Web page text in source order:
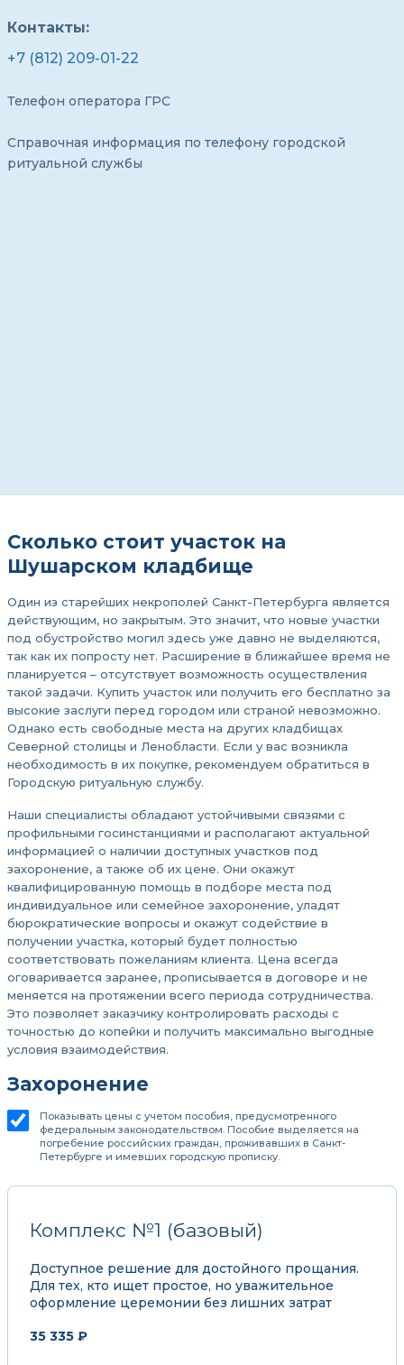
Контакты:
+7 (812) 209-01-22
Телефон оператора ГРС
Справочная информация по телефону городской
ритуальной службы
Сколько стоит участок на
Шушарском кладбище
Один из старейших некрополей Санкт-Петербурга является
действующим, но закрытым. Это значит, что новые участки
под обустройство могил здесь уже давно не выделяются,
так как их попросту нет. Расширение в ближайшее время не
планируется – отсутствует возможность осуществления
такой задачи. Купить участок или получить его бесплатно за
высокие заслуги перед городом или страной невозможно.
Однако есть свободные места на других кладбищах
Северной столицы и Ленобласти. Если у вас возникла
необходимость в их покупке, рекомендуем обратиться в
Городскую ритуальную службу.
Наши специалисты обладают устойчивыми связями с
профильными госинстанциями и располагают актуальной
информацией о наличии доступных участков под
захоронение, а также об их цене. Они окажут
квалифицированную помощь в подборе места под
индивидуальное или семейное захоронение, уладят
бюрократические вопросы и окажут содействие в
получении участка, который будет полностью
соответствовать пожеланиям клиента. Цена всегда
оговаривается заранее, прописывается в договоре и не
меняется на протяжении всего периода сотрудничества.
Это позволяет заказчику контролировать расходы с
точностью до копейки и получить максимально выгодные
условия взаимодействия.
Захоронение
Показывать цены с учетом пособия, предусмотренного
федеральным законодательством. Пособие выделяется на
погребение российских граждан, проживавших в Санкт-
Петербурге и имевших городскую прописку.
Комплекс №1 (базовый)
Доступное решение для достойного прощания.
Для тех, кто ищет простое, но уважительное
оформление церемонии без лишних затрат
35 335 ₽